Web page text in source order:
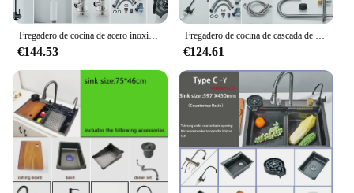
€144.53 €124.61